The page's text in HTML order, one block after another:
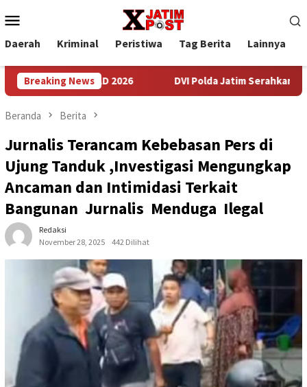
ke
kontenMobile
Daerah Kriminal Peristiwa Tag Berita Lainnya
Breaking News
TNI AD 2026 DVI Polda Jatim Serahkan Jenazah
Beranda Berita
Jurnalis Terancam Kebebasan Pers di
Ujung Tanduk ,Investigasi Mengungkap
Ancaman dan Intimidasi Terkait
Bangunan Jurnalis Menduga Ilegal
Redaksi
November 28, 2025
442 Dilihat